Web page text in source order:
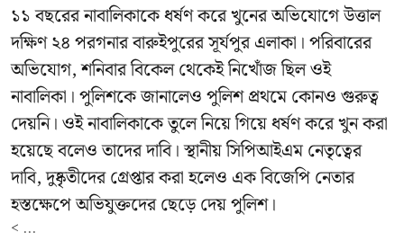
১১ বছরের নাবালিকাকে ধর্ষণ করে খুনের অভিযোগে উত্তাল
দক্ষিণ ২৪ পরগনার বারুইপুরের সূর্যপুর এলাকা। পরিবারের
অভিযোগ, শনিবার বিকেল থেকেই নিখোঁজ ছিল ওই
নাবালিকা। পুলিশকে জানালেও পুলিশ প্রথমে কোনও গুরুত্ব
দেয়নি। ওই নাবালিকাকে তুলে নিয়ে গিয়ে ধর্ষণ করে খুন করা
হয়েছে বলেও তাদের দাবি। স্থানীয় সিপিআইএম নেতৃত্বের
দাবি, দুষ্কৃতীদের গ্রেপ্তার করা হলেও এক বিজেপি নেতার
হস্তক্ষেপে অভিযুক্তদের ছেড়ে দেয় পুলিশ।
< ...